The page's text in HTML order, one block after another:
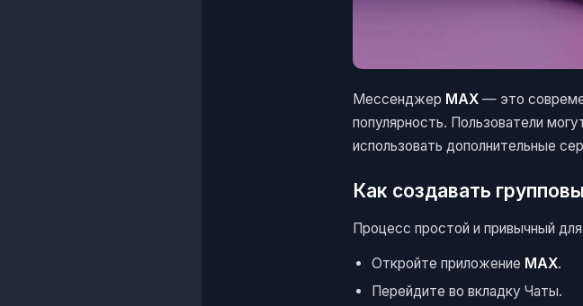
Мессенджер MAX — это
популярность. Пользователи
использовать дополнительные
Как создавать
Процесс простой и привычный
Откройте приложение MAX.
Перейдите во вкладку Чаты.